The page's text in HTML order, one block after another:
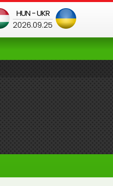
HUN - UKR
2026.09.25